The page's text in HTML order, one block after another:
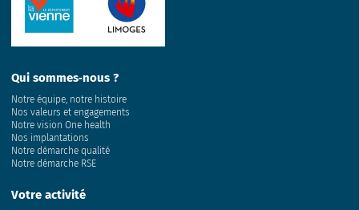
Qui sommes‑nous ?
Notre équipe, notre histoire
Nos valeurs et engagements
Notre vision One health
Nos implantations
Notre démarche qualité
Notre démarche RSE
Votre activité